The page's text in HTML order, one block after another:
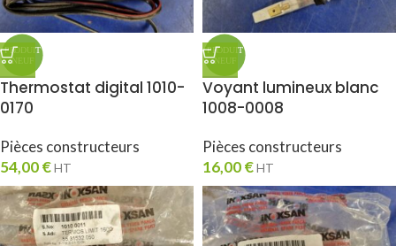
Thermostat digital 1010-
0170
Pièces constructeurs
54,00€HT
Voyant lumineux blanc
1008-0008
Pièces constructeurs
16,00€HT